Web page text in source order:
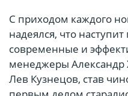
С приходом каждого
надеялся, что
современные и
менеджеры Александр
Лев Кузнецов, став